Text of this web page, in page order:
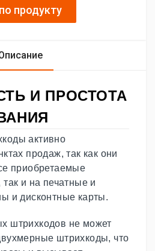
продукту
И ПРОСТОТА
активно
продаж, так как они
приобретаемые
и на печатные и
и дисконтные карты.
штрихкодов не может
штрихкоды, что